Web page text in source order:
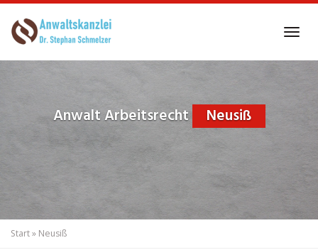
to
Anwalt Arbeitsrecht Neusiß
Start» Neusiß